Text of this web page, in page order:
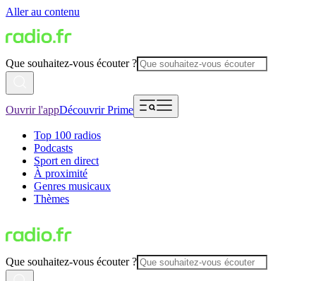
Aller au contenu
Que souhaitez-vous écouter ?
Ouvrir l'appDécouvrir Prime
Top 100 radios
Podcasts
Sport en direct
À proximité
Genres musicaux
Thèmes
Que souhaitez-vous écouter ?